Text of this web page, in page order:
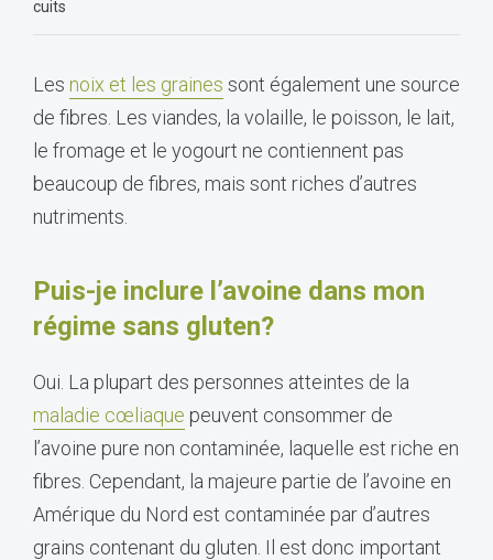
cuits
Les noix et les graines sont également une source
de fibres. Les viandes, la volaille, le poisson, le lait,
le fromage et le yogourt ne contiennent pas
beaucoup de fibres, mais sont riches d’autres
nutriments.
Puis-je inclure l’avoine dans mon
régime sans gluten?
Oui. La plupart des personnes atteintes de la
maladie cœliaque peuvent consommer de
l’avoine pure non contaminée, laquelle est riche en
fibres. Cependant, la majeure partie de l’avoine en
Amérique du Nord est contaminée par d’autres
grains contenant du gluten. Il est donc important